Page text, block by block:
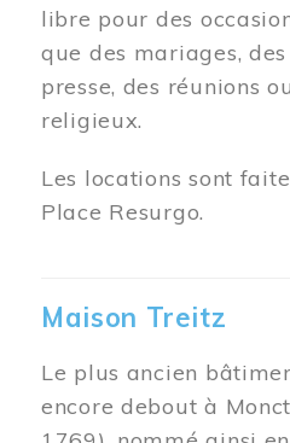
libre pour des
que des mariages,
presse, des réunions
religieux.
Les locations sont
Place Resurgo.
Maison Treitz
Le plus ancien
encore debout à